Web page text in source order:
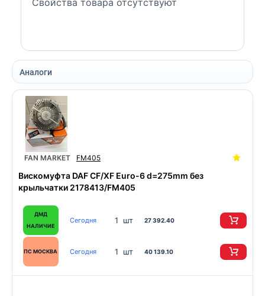
Свойства товара отсутствуют
Аналоги
FAN MARKET FM405
Вискомуфта DAF CF/XF Euro-6 d=275mm без
крыльчатки 2178413/FM405
ДМД
НАЛИЧИЕ
Сегодня 1 шт 27 392.40
ПС МОСКВА Сегодня 1 шт 40 139.10